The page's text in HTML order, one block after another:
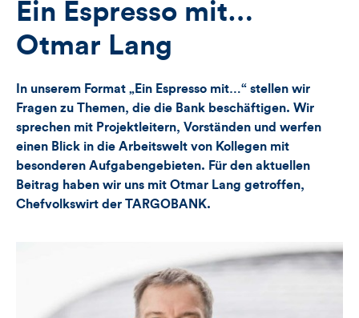
für
Views,
und
Kommentare
dieses
Artikels
Ein Espresso mit…
Otmar Lang
In unserem Format „Ein Espresso mit…“ stellen wir
Fragen zu Themen, die die Bank beschäftigen. Wir
sprechen mit Projektleitern, Vorständen und werfen
einen Blick in die Arbeitswelt von Kollegen mit
besonderen Aufgabengebieten. Für den aktuellen
Beitrag haben wir uns mit Otmar Lang getroffen,
Chefvolkswirt der TARGOBANK.